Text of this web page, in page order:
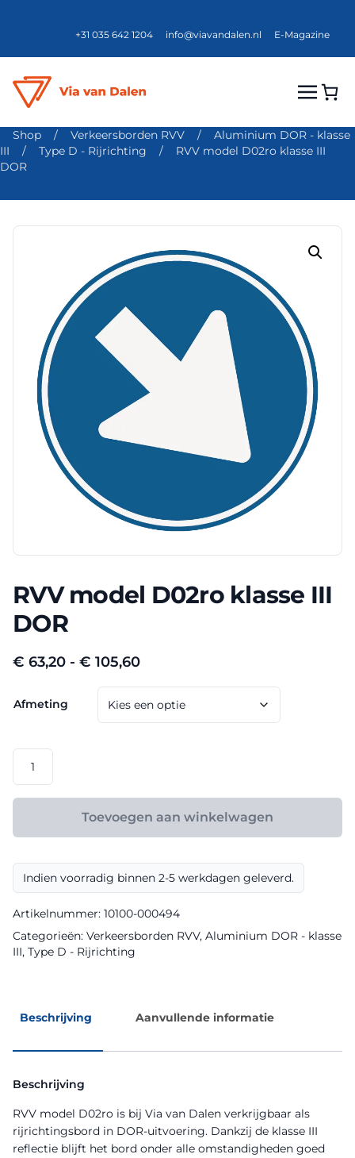
+31 035 642 1204 info@viavandalen.nl E-Magazine
Shop / Verkeersborden RVV /
Aluminium DOR - klasse
III
/ Type D - Rijrichting /
RVV model D02ro klasse III
DOR
RVV model D02ro klasse III
DOR
€ 63,20 - € 105,60Prijsklasse:
€ 63,20
tot
€ 105,60
Afmeting
model
D02ro
III
aantal
Toevoegen aan winkelwagen
Indien voorradig binnen 2-5 werkdagen geleverd.
Artikelnummer: 10100-000494
Categorieën: Verkeersborden RVV, Aluminium DOR - klasse
III, Type D - Rijrichting
Beschrijving Aanvullende informatie
Beschrijving
RVV model D02ro is bij Via van Dalen verkrijgbaar als
rijrichtingsbord in DOR-uitvoering. Dankzij de klasse III
reflectie blijft het bord onder alle omstandigheden goed